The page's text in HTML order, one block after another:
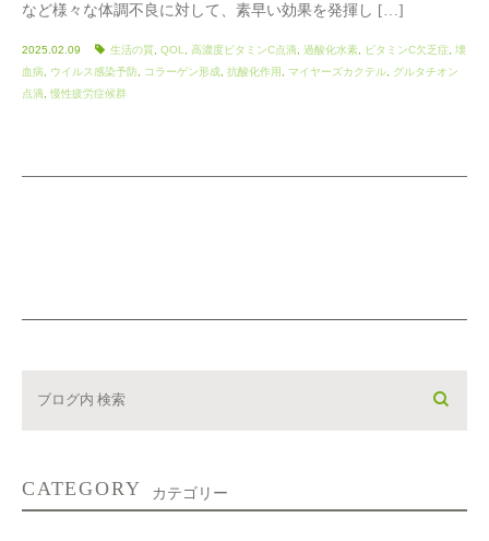
など様々な体調不良に対して、素早い効果を発揮し […]
2025.02.09 生活の質 QOL 高濃度ビタミンC点滴 過酸化水素 ビタミンC欠乏症 壊
血病
ウイルス感染予防 コラーゲン形成 抗酸化作用 マイヤーズカクテル
グルタチオン
点滴
慢性疲労症候群
CATEGORY カテゴリー